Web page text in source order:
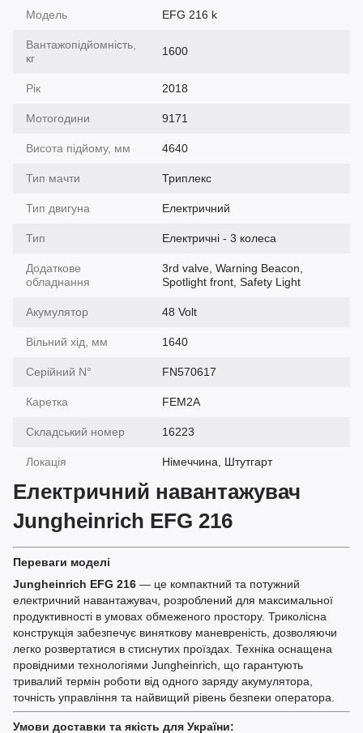
Модель EFG 216 k
Вантажопідйомність,
кг
1600
Рік 2018
Мотогодини 9171
Висота підйому, мм 4640
Тип мачти Триплекс
Тип двигуна Електричний
Тип Електричні - 3 колеса
Додаткове
обладнання
3rd valve, Warning Beacon,
Spotlight front, Safety Light
Акумулятор 48 Volt
Вільний хід, мм 1640
Серійний N° FN570617
Каретка FEM2A
Складський номер 16223
Локація Німеччина, Штутгарт
Електричний навантажувач
Jungheinrich EFG 216
Переваги моделі
Jungheinrich EFG 216 — це компактний та потужний
електричний навантажувач, розроблений для максимальної
продуктивності в умовах обмеженого простору. Триколісна
конструкція забезпечує виняткову маневреність, дозволяючи
легко розвертатися в стиснутих проїздах. Техніка оснащена
провідними технологіями Jungheinrich, що гарантують
тривалий термін роботи від одного заряду акумулятора,
точність управління та найвищий рівень безпеки оператора.
Умови доставки та якість для України: